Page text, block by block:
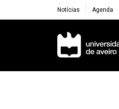
Notícias Agenda
Navegação Principal